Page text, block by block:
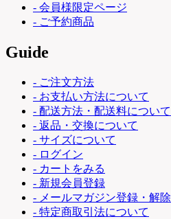
- 会員様限定ページ
- ご予約商品
Guide
- ご注文方法
- お支払い方法について
- 配送方法・配送料について
- 返品・交換について
- サイズについて
- ログイン
- カートをみる
- 新規会員登録
- メールマガジン登録・解除
- 特定商取引法について